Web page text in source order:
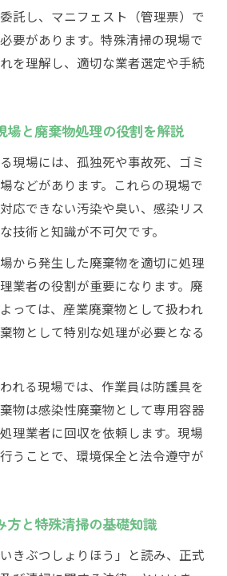
におけるし尿とふん尿の取り扱
要な廃棄物処理のポイント
と特殊清掃で必要な資格の種類
許可取得と特殊清掃業務の関係
事者が押さえるべき資格要件
場で求められる許可と特殊清掃
資格取得と実務適用のポイン
託し、マニフェスト（管理票）で
要があります。特殊清掃の現場で
を理解し、適切な業者選定や手続
場と廃棄物処理の役割を解説
現場には、孤独死や事故死、ゴミ
などがあります。これらの現場で
応できない汚染や臭い、感染リス
技術と知識が不可欠です。
から発生した廃棄物を適切に処理
業者の役割が重要になります。廃
っては、産業廃棄物として扱われ
物として特別な処理が必要となる
れる現場では、作業員は防護具を
物は感染性廃棄物として専用容器
理業者に回収を依頼します。現場
うことで、環境保全と法令遵守が
方と特殊清掃の基礎知識
きぶつしょりほう」と読み、正式